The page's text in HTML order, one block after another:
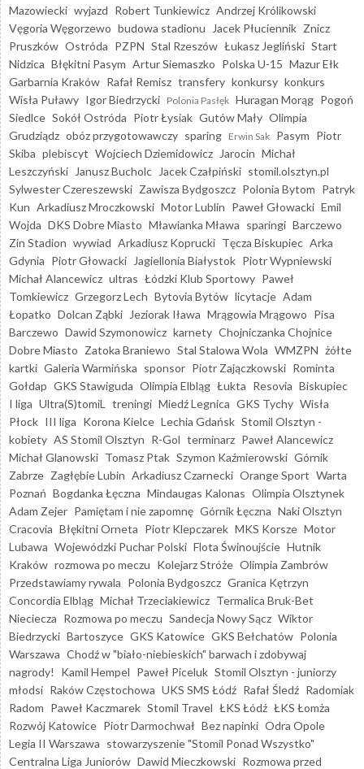
Mazowiecki wyjazd Robert Tunkiewicz Andrzej Królikowski
Vęgoria Węgorzewo budowa stadionu Jacek Płuciennik Znicz
Pruszków Ostróda PZPN Stal Rzeszów Łukasz Jegliński Start
Nidzica Błękitni Pasym Artur Siemaszko Polska U-15 Mazur Ełk
Garbarnia Kraków Rafał Remisz transfery konkursy konkurs
Wisła Puławy Igor Biedrzycki Polonia Pasłęk Huragan Morąg Pogoń
Siedlce Sokół Ostróda Piotr Łysiak Gutów Mały Olimpia
Grudziądz obóz przygotowawczy sparing Erwin Sak Pasym Piotr
Skiba plebiscyt Wojciech Dziemidowicz Jarocin Michał
Leszczyński
Janusz Bucholc Jacek Czałpiński stomil.olsztyn.pl
Sylwester Czereszewski Zawisza Bydgoszcz Polonia Bytom Patryk
Kun Arkadiusz Mroczkowski Motor Lublin Paweł Głowacki Emil
Wojda DKS Dobre Miasto Mławianka Mława sparingi Barczewo
Zin Stadion wywiad Arkadiusz Koprucki Tęcza Biskupiec Arka
Gdynia Piotr Głowacki Jagiellonia Białystok Piotr Wypniewski
Michał Alancewicz ultras Łódzki Klub Sportowy Paweł
Tomkiewicz Grzegorz Lech Bytovia Bytów licytacje Adam
Łopatko Dolcan Ząbki Jeziorak Iława Mrągowia Mrągowo Pisa
Barczewo Dawid Szymonowicz karnety Chojniczanka Chojnice
Dobre Miasto Zatoka Braniewo Stal Stalowa Wola WMZPN żółte
kartki Galeria Warmińska sponsor Piotr Zajączkowski Rominta
Gołdap GKS Stawiguda Olimpia Elbląg Łukta Resovia Biskupiec
I liga Ultra(S)tomiL treningi Miedź Legnica GKS Tychy Wisła
Płock III liga Korona Kielce Lechia Gdańsk Stomil Olsztyn -
kobiety AS Stomil Olsztyn R-Gol terminarz Paweł Alancewicz
Michał Glanowski Tomasz Ptak Szymon Kaźmierowski Górnik
Zabrze Zagłębie Lubin Arkadiusz Czarnecki Orange Sport Warta
Poznań Bogdanka Łęczna Mindaugas Kalonas Olimpia Olsztynek
Adam Zejer Pamiętam i nie zapomnę Górnik Łęczna Naki Olsztyn
Cracovia Błękitni Orneta Piotr Klepczarek MKS Korsze Motor
Lubawa Wojewódzki Puchar Polski Flota Świnoujście Hutnik
Kraków rozmowa po meczu Kolejarz Stróże Olimpia Zambrów
Przedstawiamy rywala Polonia Bydgoszcz Granica Kętrzyn
Concordia Elbląg Michał Trzeciakiewicz Termalica Bruk-Bet
Nieciecza Rozmowa po meczu Sandecja Nowy Sącz Wiktor
Biedrzycki Bartoszyce GKS Katowice GKS Bełchatów Polonia
Warszawa Chodź w "biało-niebieskich" barwach i zdobywaj
nagrody!
Kamil Hempel Paweł Piceluk Stomil Olsztyn - juniorzy
młodsi Raków Częstochowa UKS SMS Łódź Rafał Śledź Radomiak
Radom Paweł Kaczmarek Stomil Travel ŁKS Łódź ŁKS Łomża
Rozwój Katowice Piotr Darmochwał Bez napinki Odra Opole
Legia II Warszawa stowarzyszenie "Stomil Ponad Wszystko"
Centralna Liga Juniorów Dawid Mieczkowski Rozmowa przed